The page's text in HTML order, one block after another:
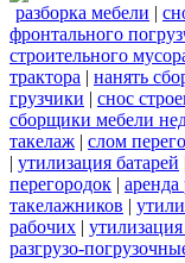
разборка мебели |
фронтального
строительного
трактора | нанять
грузчики | снос
сборщики мебели
такелаж | слом
| утилизация батарей
перегородок | аренда
такелажников |
рабочих |
разгрузо-